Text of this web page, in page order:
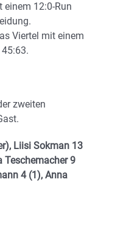
12:0-Run
Viertel mit einem
zweiten
Liisi Sokman 13
Teschemacher 9
4 (1), Anna